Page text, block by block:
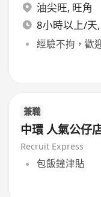
油尖旺, 旺角
8小時以上/天
經驗不拘，歡
兼職
中環 人氣公
Recruit Express
包飯鐘津貼